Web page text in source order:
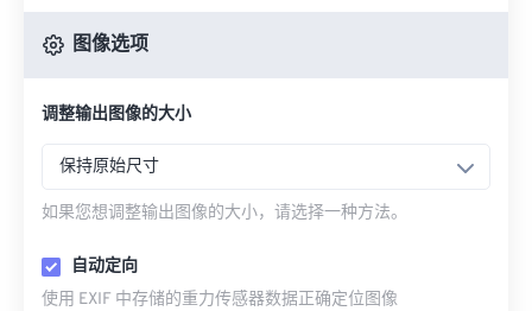
图像选项
调整输出图像的大小
保持原始尺寸
如果您想调整输出图像的大小，请选择一种方法。
自动定向
使用 EXIF 中存储的重力传感器数据正确定位图像